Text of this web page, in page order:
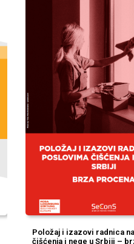
Položaj i izazovi radnica
čišćenja i nege u Srbiji –